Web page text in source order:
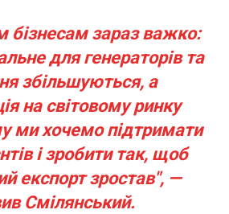
бізнесам зараз важко:
для генераторів та
збільшуються, а
на світовому ринку
ми хочемо підтримати
і зробити так, щоб
експорт зростав", —
Смілянський.